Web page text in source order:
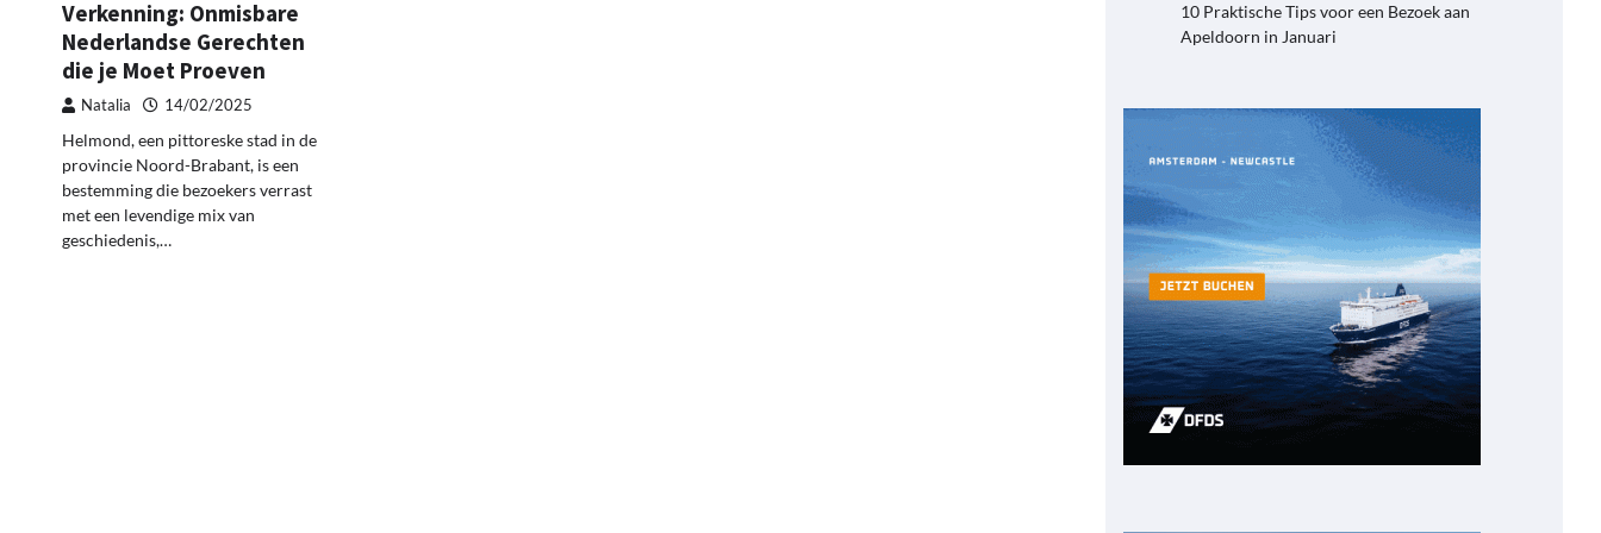
Verkenning: Onmisbare
Nederlandse Gerechten
die je Moet Proeven
Natalia 14/02/2025
Helmond, een pittoreske stad in de
provincie Noord-Brabant, is een
bestemming die bezoekers verrast
met een levendige mix van
geschiedenis,…
10 Praktische Tips voor een Bezoek aan
Apeldoorn in Januari